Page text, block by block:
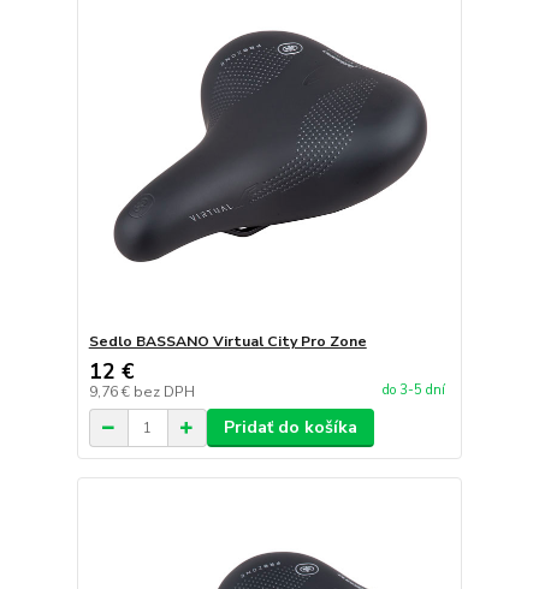
Sedlo BASSANO Virtual City Pro Zone
12 €
9,76 € bez DPH do 3-5 dní
Pridať do košíka